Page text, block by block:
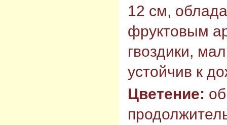
12 см,
фруктовым
гвоздики,
устойчив к
Цветение: